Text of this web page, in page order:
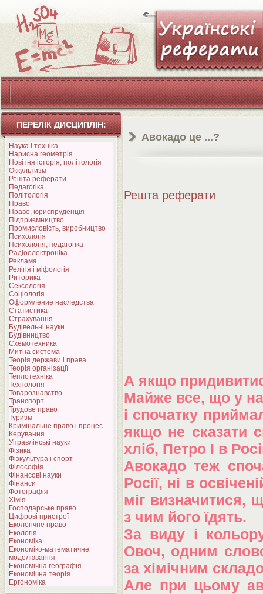
ПЕРЕЛІК ДИСЦИПЛІН:
Наука і техніка
Нарисна геометрія
Новітня історія, політологія
Оккультизм
Решта реферати
Педагогіка
Політологія
Право
Право, юриспруденція
Підприємництво
Промисловість, виробництво
Психологія
Психологія, педагогіка
Радіоелектроніка
Реклама
Релігія і міфологія
Риторика
Сексологія
Соціологія
Оформление наследства
Статистика
Страхування
Будівельні науки
Будівництво
Схемотехника
Митна система
Теорія держави і права
Теорія організації
Теплотехніка
Технологія
Товарознавство
Транспорт
Трудове право
Туризм
Кримінальне право і процес
Керування
Управлінські науки
Фізика
Фізкультура і спорт
Філософія
Фінансові науки
Фінанси
Фотографія
Хімія
Господарське право
Цифрові пристрої
Екологічне право
Екологія
Економіка
Економіко-математичне
моделювання
Економічна географія
Економічна теорія
Ергономіка
Авокадо це ...?
Решта реферати
А якщо
Майже все, що у
і спочатку
якщо не сказати
хліб, Петро I в
Авокадо теж
Росії, ні в
міг визначитися,
з чим його їдять.
За виду і
Овоч, одним
за хімічним
Але при цьому